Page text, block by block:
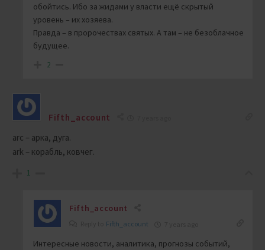
обойтись. Ибо за жидами у власти ещё скрытый
уровень – их хозяева.
Правда – в пророчествах святых. А там – не безоблачное
будущее.
2
Fifth_account
arc – арка, дуга.
ark – корабль, ковчег.
1
Fifth_account
Fifth_account
Интересные новости, аналитика, прогнозы событий,